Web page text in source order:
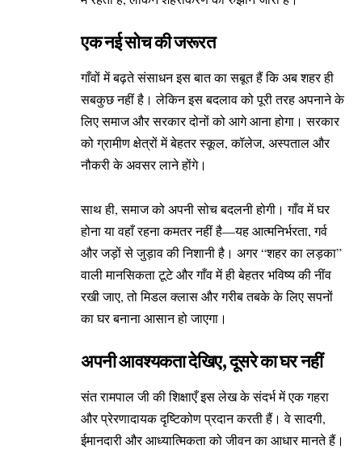
एक नई सोच की जरूरत
गाँवों में बढ़ते संसाधन इस बात का सबूत हैं कि अब शहर ही
सबकुछ नहीं है। लेकिन इस बदलाव को पूरी तरह अपनाने के
लिए समाज और सरकार दोनों को आगे आना होगा। सरकार
को ग्रामीण क्षेत्रों में बेहतर स्कूल, कॉलेज, अस्पताल और
नौकरी के अवसर लाने होंगे।
साथ ही, समाज को अपनी सोच बदलनी होगी। गाँव में घर
होना या वहाँ रहना कमतर नहीं है—यह आत्मनिर्भरता, गर्व
और जड़ों से जुड़ाव की निशानी है। अगर “शहर का लड़का”
वाली मानसिकता टूटे और गाँव में ही बेहतर भविष्य की नींव
रखी जाए, तो मिडल क्लास और गरीब तबके के लिए सपनों
का घर बनाना आसान हो जाएगा।
अपनी आवश्यकता देखिए, दूसरे का घर नहीं
संत रामपाल जी की शिक्षाएँ इस लेख के संदर्भ में एक गहरा
और प्रेरणादायक दृष्टिकोण प्रदान करती हैं। वे सादगी,
ईमानदारी और आध्यात्मिकता को जीवन का आधार मानते हैं।